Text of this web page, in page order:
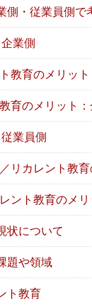
側・従業員側で
業側
教育のメリッ
育のメリット
業員側
リカレント教
ント教育のメ
状について
題や領域
ト教育